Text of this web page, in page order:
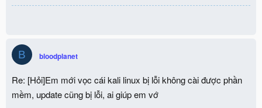
B bloodplanet
Re: [Hỏi]Em mới vọc cái kali linux bị lỗi không cài được phần
mềm, update cũng bị lỗi, ai giúp em vớ